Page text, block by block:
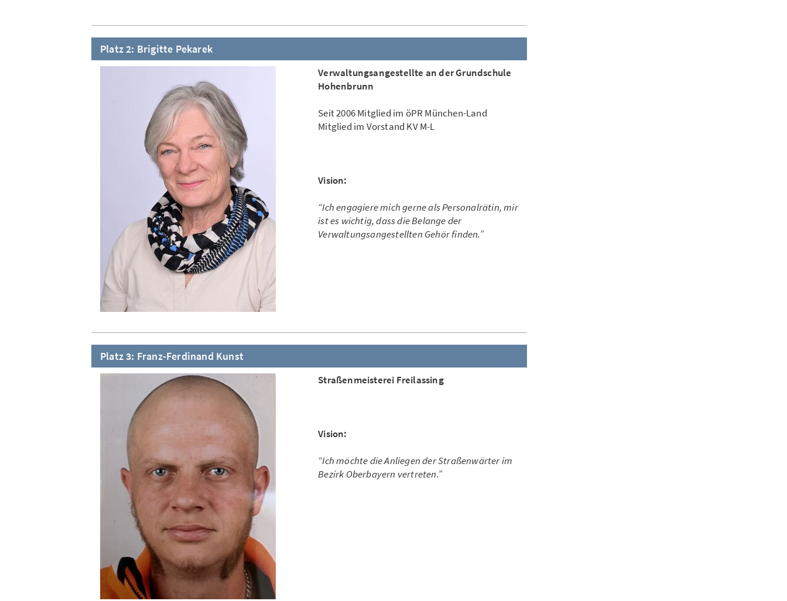
Platz 2: Brigitte Pekarek
Verwaltungsangestellte an der Grundschule
Hohenbrunn
Seit 2006 Mitglied im öPR München-Land
Mitglied im Vorstand KV M-L
Vision:
“Ich engagiere mich gerne als Personalrätin, mir
ist es wichtig, dass die Belange der
Verwaltungsangestellten Gehör finden.”
Platz 3: Franz-Ferdinand Kunst
Straßenmeisterei Freilassing
Vision:
“Ich möchte die Anliegen der Straßenwärter im
Bezirk Oberbayern vertreten.”